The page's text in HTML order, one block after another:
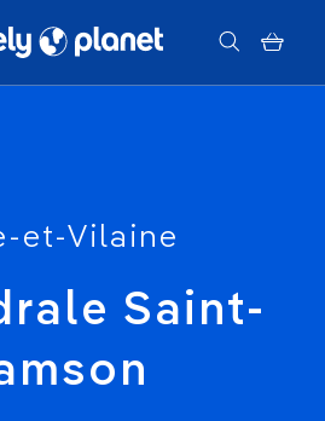
et-Vilaine
Saint-